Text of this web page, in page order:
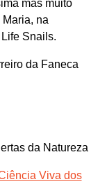
mas muito
na
Snails.
da Faneca
da Natureza
Viva dos